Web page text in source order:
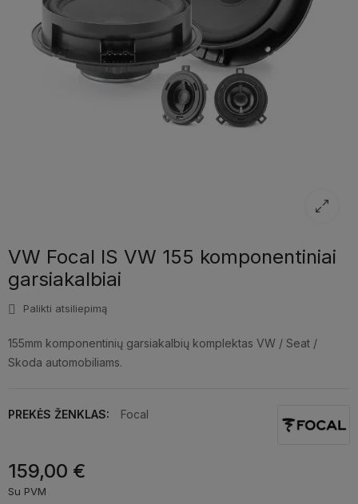
VW Focal IS VW 155 komponentiniai
garsiakalbiai
Palikti atsiliepimą
155mm komponentinių garsiakalbių komplektas VW / Seat /
Skoda automobiliams.
PREKĖS ŽENKLAS: Focal
159,00 €
Su PVM